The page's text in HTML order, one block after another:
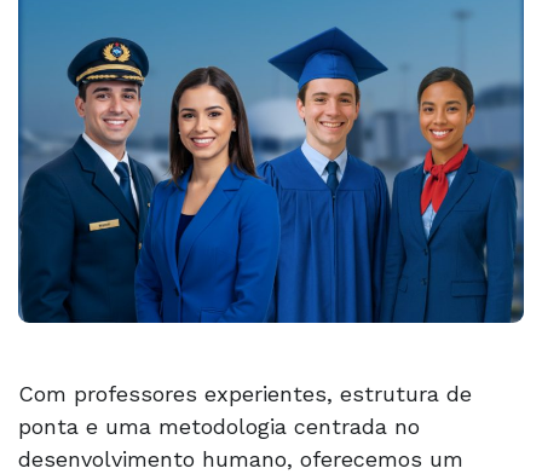
Com professores experientes, estrutura de
ponta e uma metodologia centrada no
desenvolvimento humano, oferecemos um